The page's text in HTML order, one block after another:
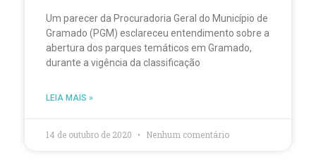
Um parecer da Procuradoria Geral do Município de
Gramado (PGM) esclareceu entendimento sobre a
abertura dos parques temáticos em Gramado,
durante a vigência da classificação
LEIA MAIS »
14 de outubro de 2020 Nenhum comentário